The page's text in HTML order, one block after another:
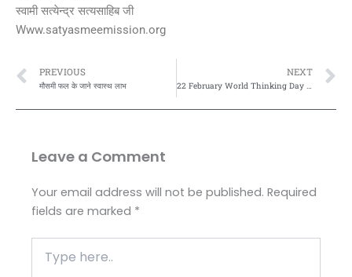
स्वामी सत्येन्द्र सत्यसाहिब जी
Www.satyasmeemission.org
Prev
PREVIOUS
मौसमी फल के जाने स्वास्थ लाभ
NEXT
22 February World Thinking Day विश्व चिंतन दिवस पर ज्ञान कविता
Leave a Comment
Your email address will not be published. Required
fields are marked *
here..